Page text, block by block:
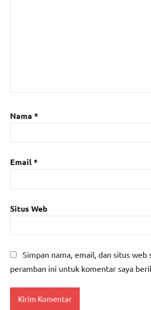
Nama *
Email*
Situs Web
Simpan nama, email, dan situs web
peramban ini untuk komentar saya